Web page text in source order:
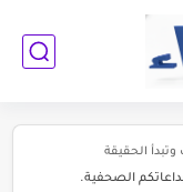
الحقيقة
الصحفية.